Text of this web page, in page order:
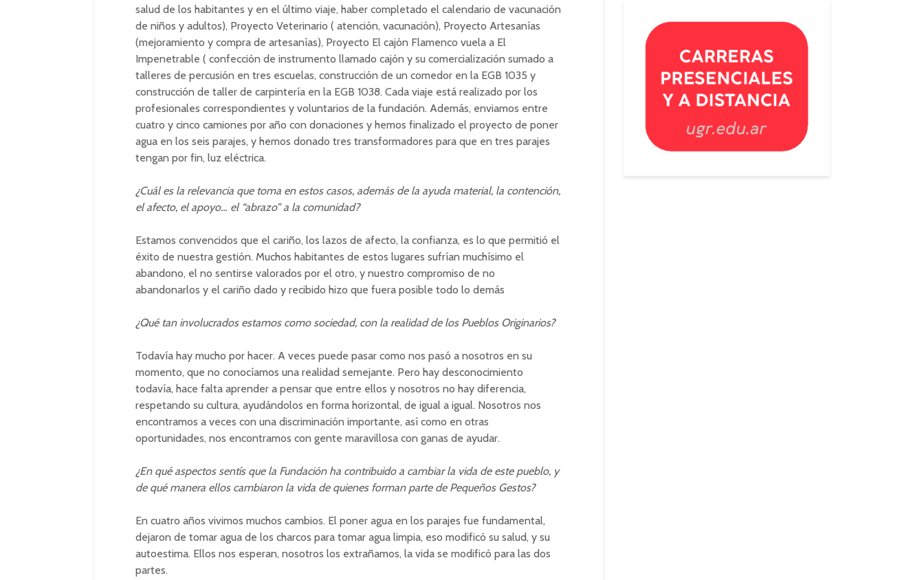
salud de los habitantes y en el último viaje, haber completado el calendario de vacunación
de niños y adultos), Proyecto Veterinario ( atención, vacunación), Proyecto Artesanías
(mejoramiento y compra de artesanías), Proyecto El cajón Flamenco vuela a El
Impenetrable ( confección de instrumento llamado cajón y su comercialización sumado a
talleres de percusión en tres escuelas, construcción de un comedor en la EGB 1035 y
construcción de taller de carpintería en la EGB 1038. Cada viaje está realizado por los
profesionales correspondientes y voluntarios de la fundación. Además, enviamos entre
cuatro y cinco camiones por año con donaciones y hemos finalizado el proyecto de poner
agua en los seis parajes, y hemos donado tres transformadores para que en tres parajes
tengan por fin, luz eléctrica.
¿Cuál es la relevancia que toma en estos casos, además de la ayuda material, la contención,
el afecto, el apoyo… el “abrazo” a la comunidad?
Estamos convencidos que el cariño, los lazos de afecto, la confianza, es lo que permitió el
éxito de nuestra gestión. Muchos habitantes de estos lugares sufrían muchísimo el
abandono, el no sentirse valorados por el otro, y nuestro compromiso de no
abandonarlos y el cariño dado y recibido hizo que fuera posible todo lo demás
¿Qué tan involucrados estamos como sociedad, con la realidad de los Pueblos Originarios?
Todavía hay mucho por hacer. A veces puede pasar como nos pasó a nosotros en su
momento, que no conocíamos una realidad semejante. Pero hay desconocimiento
todavía, hace falta aprender a pensar que entre ellos y nosotros no hay diferencia,
respetando su cultura, ayudándolos en forma horizontal, de igual a igual. Nosotros nos
encontramos a veces con una discriminación importante, así como en otras
oportunidades, nos encontramos con gente maravillosa con ganas de ayudar.
¿En qué aspectos sentís que la Fundación ha contribuido a cambiar la vida de este pueblo, y
de qué manera ellos cambiaron la vida de quienes forman parte de Pequeños Gestos?
En cuatro años vivimos muchos cambios. El poner agua en los parajes fue fundamental,
dejaron de tomar agua de los charcos para tomar agua limpia, eso modificó su salud, y su
autoestima. Ellos nos esperan, nosotros los extrañamos, la vida se modificó para las dos
partes.